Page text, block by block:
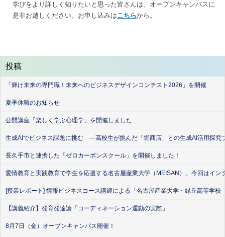
学びをより詳しく知りたいと思った皆さんは、オープンキャンパスに
是非お越しください。お申し込みはこちらから。
投稿
「輝け未来の専門職！未来へのビジネスデザインコンテスト2026」を開催
夏季休暇のお知らせ
公開講座「楽しく学ぶ心理学」を開催しました
生成AIでビジネス課題に挑む ―高校生が挑んだ「堀商店」との生成AI活用探究
長久手市と連携した「ゼロカーボンスクール」を開催しました！
愛情教育と実践教育で学生を応援する名古屋産業大学（MEISAN）。今回はイ
[授業レポート] 情報ビジネスコース講師による「名古屋産業大学・緑丘高等学
【講義紹介】発育発達論「コーディネーション運動の実際」
8月7日（金）オープンキャンパス開催！